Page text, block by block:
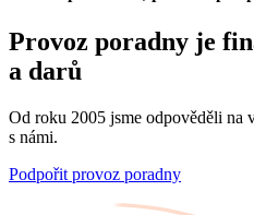
Provoz poradny je
a darů
Od roku 2005 jsme odpověděli na
s námi.
Podpořit provoz poradny